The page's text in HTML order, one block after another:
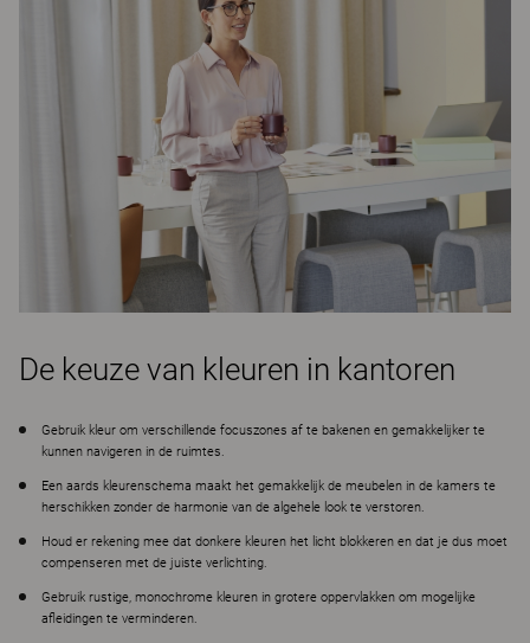
De keuze van kleuren in kantoren
Gebruik kleur om verschillende focuszones af te bakenen en gemakkelijker te
kunnen navigeren in de ruimtes.
Een aards kleurenschema maakt het gemakkelijk de meubelen in de kamers te
herschikken zonder de harmonie van de algehele look te verstoren.
Houd er rekening mee dat donkere kleuren het licht blokkeren en dat je dus moet
compenseren met de juiste verlichting.
Gebruik rustige, monochrome kleuren in grotere oppervlakken om mogelijke
afleidingen te verminderen.